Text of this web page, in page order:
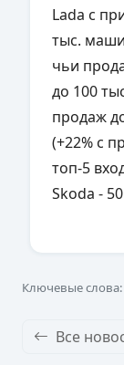
Lada с
тыс.
чьи
до 100
продаж
(+22% с
топ-5
Skoda -
Ключевые
Все